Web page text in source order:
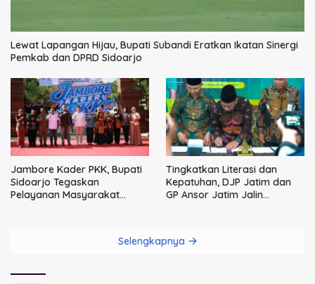
Lewat Lapangan Hijau, Bupati Subandi Eratkan Ikatan Sinergi
Pemkab dan DPRD Sidoarjo
Jambore Kader PKK, Bupati
Sidoarjo Tegaskan
Pelayanan Masyarakat
Tingkatkan Literasi dan
Kepatuhan, DJP Jatim dan
GP Ansor Jatim Jalin
Selengkapnya